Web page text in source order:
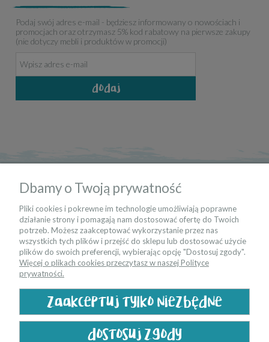
Podaj swój adres e-mail - będziesz informowany o nowościach i
promocjach oraz otrzymasz 5% kod rabatowy na pierwsze zakupy
(nie dotyczy mebli i produktów w promocji)
dodaj
moje konto
kontakt
bądź na bieżąco
Dbamy o Twoją prywatność
Pliki cookies i pokrewne im technologie umożliwiają poprawne
działanie strony i pomagają nam dostosować ofertę do Twoich
potrzeb. Możesz zaakceptować wykorzystanie przez nas
wszystkich tych plików i przejść do sklepu lub dostosować użycie
plików do swoich preferencji, wybierając opcję "Dostosuj zgody".
Więcej o plikach cookies przeczytasz w naszej Polityce
prywatności.
zaakceptuj tylko niezbędne
dostosuj zgody